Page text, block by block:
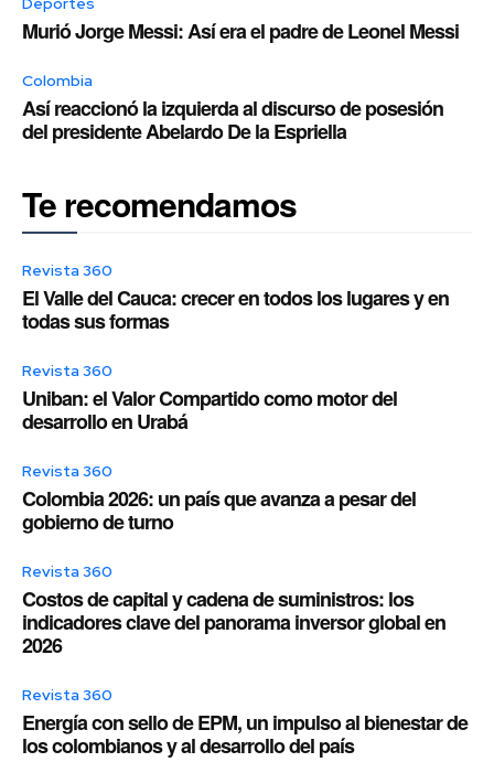
Murió Jorge Messi: Así era el padre de Leonel Messi
Colombia
Así reaccionó la izquierda al discurso de posesión
del presidente Abelardo De la Espriella
Te recomendamos
Revista 360
El Valle del Cauca: crecer en todos los lugares y en
todas sus formas
Revista 360
Uniban: el Valor Compartido como motor del
desarrollo en Urabá
Revista 360
Colombia 2026: un país que avanza a pesar del
gobierno de turno
Revista 360
Costos de capital y cadena de suministros: los
indicadores clave del panorama inversor global en
2026
Revista 360
Energía con sello de EPM, un impulso al bienestar de
los colombianos y al desarrollo del país